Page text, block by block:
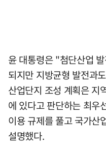
윤 대통령은 "첨단산업
되지만 지방균형 발전과
산업단지 조성 계획은 지
에 있다고 판단하는 최우
이용 규제를 풀고 국가산
설명했다.